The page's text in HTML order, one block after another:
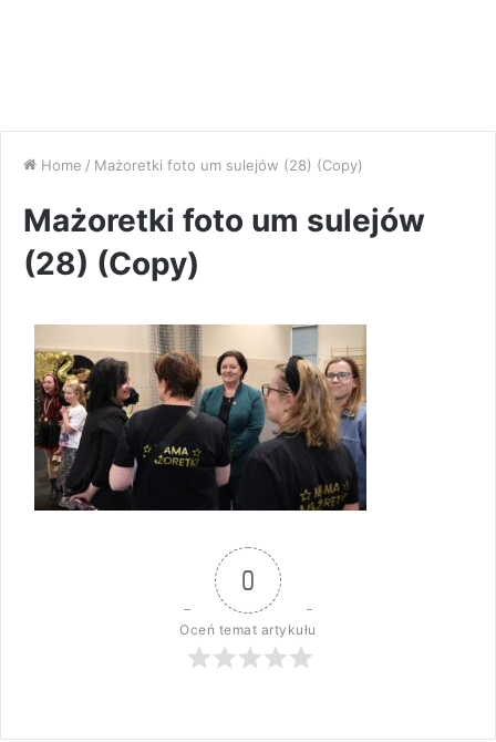
Home / Mażoretki foto um sulejów (28) (Copy)
Mażoretki foto um sulejów
(28) (Copy)
0
Oceń temat artykułu